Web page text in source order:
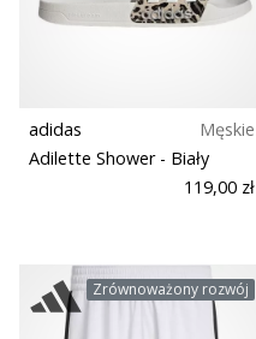
wszystkie
artykuły
Rozmiar
Typ piłki
Carbon
adidas
Męskie
Adilette Shower - Biały
119,00 zł
Zrównoważony rozwój